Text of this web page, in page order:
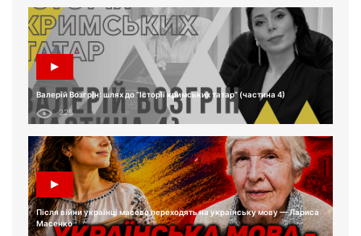
Валерій Возгрін: шлях до “Історії кримських татар” (частина 4)
225
Після війни українці масово переходять на українську мову — Лариса
Масенко